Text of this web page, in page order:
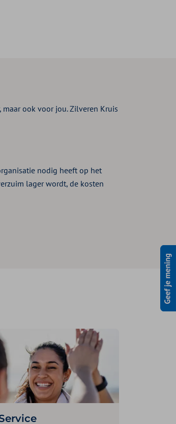
ook voor jou. Zilveren Kruis
nodig heeft op het
lager wordt, de kosten